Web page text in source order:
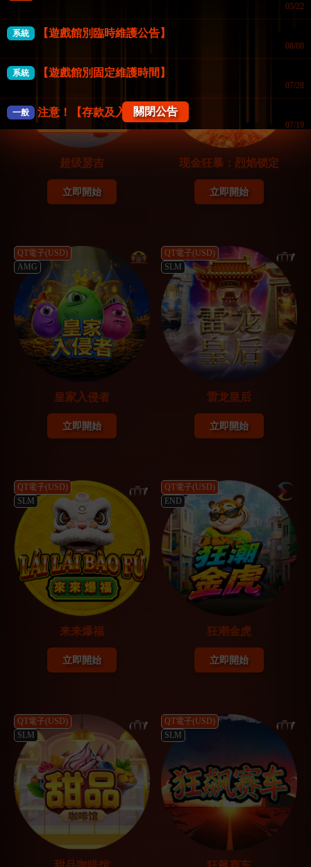
QT電子(USD)
Pragmatic Play Casino
超级瑟吉
立即開始
QT電子(USD)
现金狂暴：烈焰锁定
立即開始
QT電子(USD)
AMG
皇家入侵者
立即開始
QT電子(USD)
SLM
雷龙皇后
立即開始
QT電子(USD)
SLM
来来爆福
立即開始
QT電子(USD)
END
狂潮金虎
立即開始
QT電子(USD)
SLM
QT電子(USD)
SLM
05/22
系統 【遊戲館別臨時維護公告】
08/08
系統 【遊戲館別固定維護時間】
07/28
一般 注意！【存款及入款注意事項】
07/19
【系統公告】
關閉公告